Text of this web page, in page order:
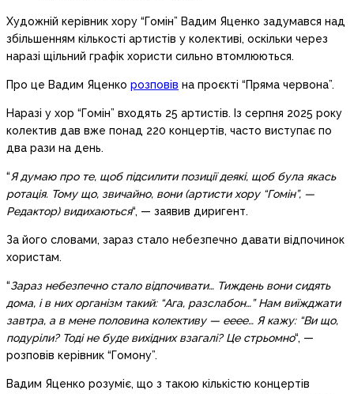
Художній керівник хору “Гомін” Вадим Яценко задумався над
збільшенням кількості артистів у колективі, оскільки через
наразі щільний графік хористи сильно втомлюються.
Про це Вадим Яценко розповів на проєкті “Пряма червона”.
Наразі у хор “Гомін” входять 25 артистів. Із серпня 2025 року
колектив дав вже понад 220 концертів, часто виступає по
два рази на день.
“Я думаю про те, щоб підсилити позиції деякі, щоб була якась
ротація. Тому що, звичайно, вони (артисти хору “Гомін”, —
Редактор) видихаються“, — заявив диригент.
За його словами, зараз стало небезпечно давати відпочинок
хористам.
“Зараз небезпечно стало відпочивати… Тиждень вони сидять
дома, і в них організм такий: “Ага, разслабон…” Нам виїжджати
завтра, а в мене половина колективу — ееее… Я кажу: “Ви що,
подуріли? Тоді не буде вихідних взагалі? Це стрьомно“, —
розповів керівник “Гомону”.
Вадим Яценко розуміє, що з такою кількістю концертів